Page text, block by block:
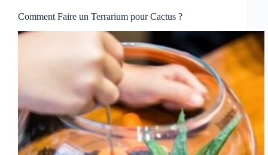
Comment Faire un Terrarium pour Cactus ?